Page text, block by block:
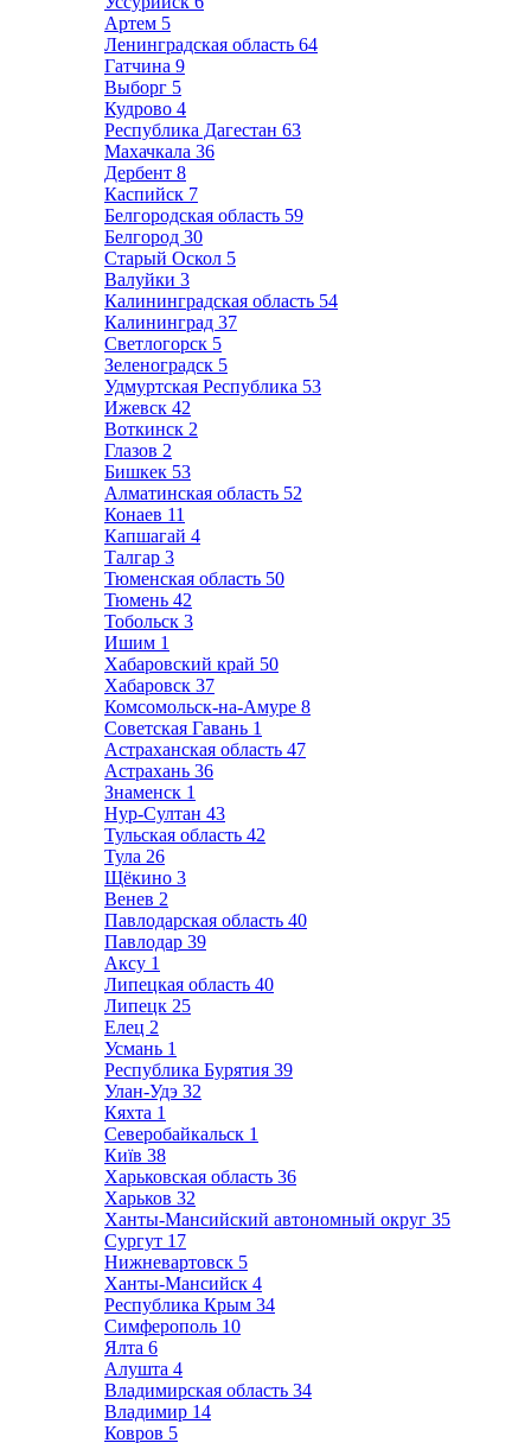
Артем 5
Ленинградская область 64
Гатчина 9
Выборг 5
Кудрово 4
Республика Дагестан 63
Махачкала 36
Дербент 8
Каспийск 7
Белгородская область 59
Белгород 30
Старый Оскол 5
Валуйки 3
Калининградская область 54
Калининград 37
Светлогорск 5
Зеленоградск 5
Удмуртская Республика 53
Ижевск 42
Воткинск 2
Глазов 2
Бишкек 53
Алматинская область 52
Конаев 11
Капшагай 4
Талгар 3
Тюменская область 50
Тюмень 42
Тобольск 3
Ишим 1
Хабаровский край 50
Хабаровск 37
Комсомольск-на-Амуре 8
Советская Гавань 1
Астраханская область 47
Астрахань 36
Знаменск 1
Нур-Султан 43
Тульская область 42
Тула 26
Щёкино 3
Венев 2
Павлодарская область 40
Павлодар 39
Аксу 1
Липецкая область 40
Липецк 25
Елец 2
Усмань 1
Республика Бурятия 39
Улан-Удэ 32
Кяхта 1
Северобайкальск 1
Київ 38
Харьковская область 36
Харьков 32
Ханты-Мансийский автономный округ 35
Сургут 17
Нижневартовск 5
Ханты-Мансийск 4
Республика Крым 34
Симферополь 10
Ялта 6
Алушта 4
Владимирская область 34
Владимир 14
Ковров 5